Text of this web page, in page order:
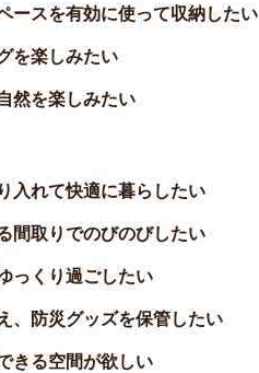
ースを有効に使って収納したい
を楽しみたい
然を楽しみたい
入れて快適に暮らしたい
間取りでのびのびしたい
っくり過ごしたい
、防災グッズを保管したい
きる空間が欲しい